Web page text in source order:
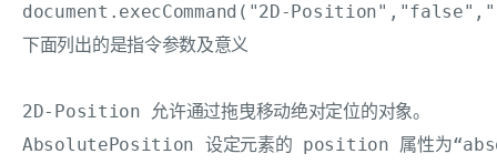
document.execCommand("2D-
下面列出的是指令参数及意义
2D-Position 允许通过拖曳移动绝对定位的对象。
AbsolutePosition 设定元素的 position 属性为